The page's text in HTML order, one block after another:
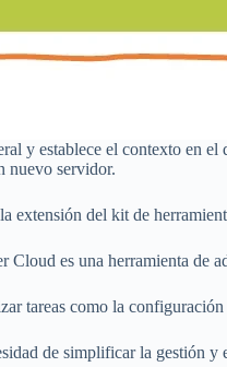
y establece el contexto en
nuevo servidor.
extensión del kit de
Cloud es una herramienta de
tareas como la
de simplificar la gestión